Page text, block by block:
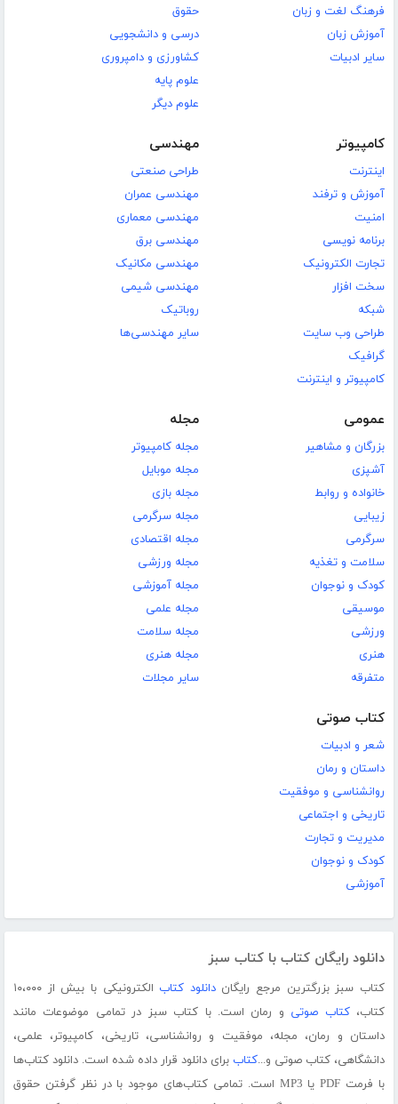
فرهنگ لغت و زبان
آموزش زبان
سایر ادبیات
حقوق
درسی و دانشجویی
کشاورزی و دامپروری
علوم پایه
علوم دیگر
کامپیوتر
اینترنت
آموزش و ترفند
امنیت
برنامه نویسی
تجارت الکترونیک
سخت افزار
شبکه
طراحی وب سایت
گرافیک
کامپیوتر و اینترنت
مهندسی
طراحی صنعتی
مهندسی عمران
مهندسی معماری
مهندسی برق
مهندسی مکانیک
مهندسی شیمی
روباتیک
سایر مهندسی‌ها
عمومی
بزرگان و مشاهیر
آشپزی
خانواده و روابط
زیبایی
سرگرمی
سلامت و تغذیه
کودک و نوجوان
موسیقی
ورزشی
هنری
متفرقه
مجله
مجله کامپیوتر
مجله موبایل
مجله بازی
مجله سرگرمی
مجله اقتصادی
مجله ورزشی
مجله آموزشی
مجله علمی
مجله سلامت
مجله هنری
سایر مجلات
کتاب صوتی
شعر و ادبیات
داستان و رمان
روانشناسی و موفقیت
تاریخی و اجتماعی
مدیریت و تجارت
کودک و نوجوان
آموزشی
دانلود رایگان کتاب با کتاب سبز
کتاب سبز بزرگترین مرجع رایگاندانلود کتاب
الکترونیکی با بیش از ۱۰،۰۰۰
کتاب،کتاب صوتی و رمان است. با کتاب سبز در تمامی موضوعات مانند
داستان و رمان، مجله، موفقیت و روانشناسی، تاریخی، کامپیوتر، علمی،
دانشگاهی، کتاب صوتی و...کتاب برای دانلود قرار داده شده است. دانلود کتاب‌ها
با فرمت PDF یا MP3 است. تمامی کتاب‌های موجود با در نظر گرفتن حقوق